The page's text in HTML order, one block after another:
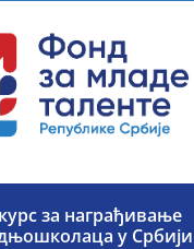
за награђивање
у Србији